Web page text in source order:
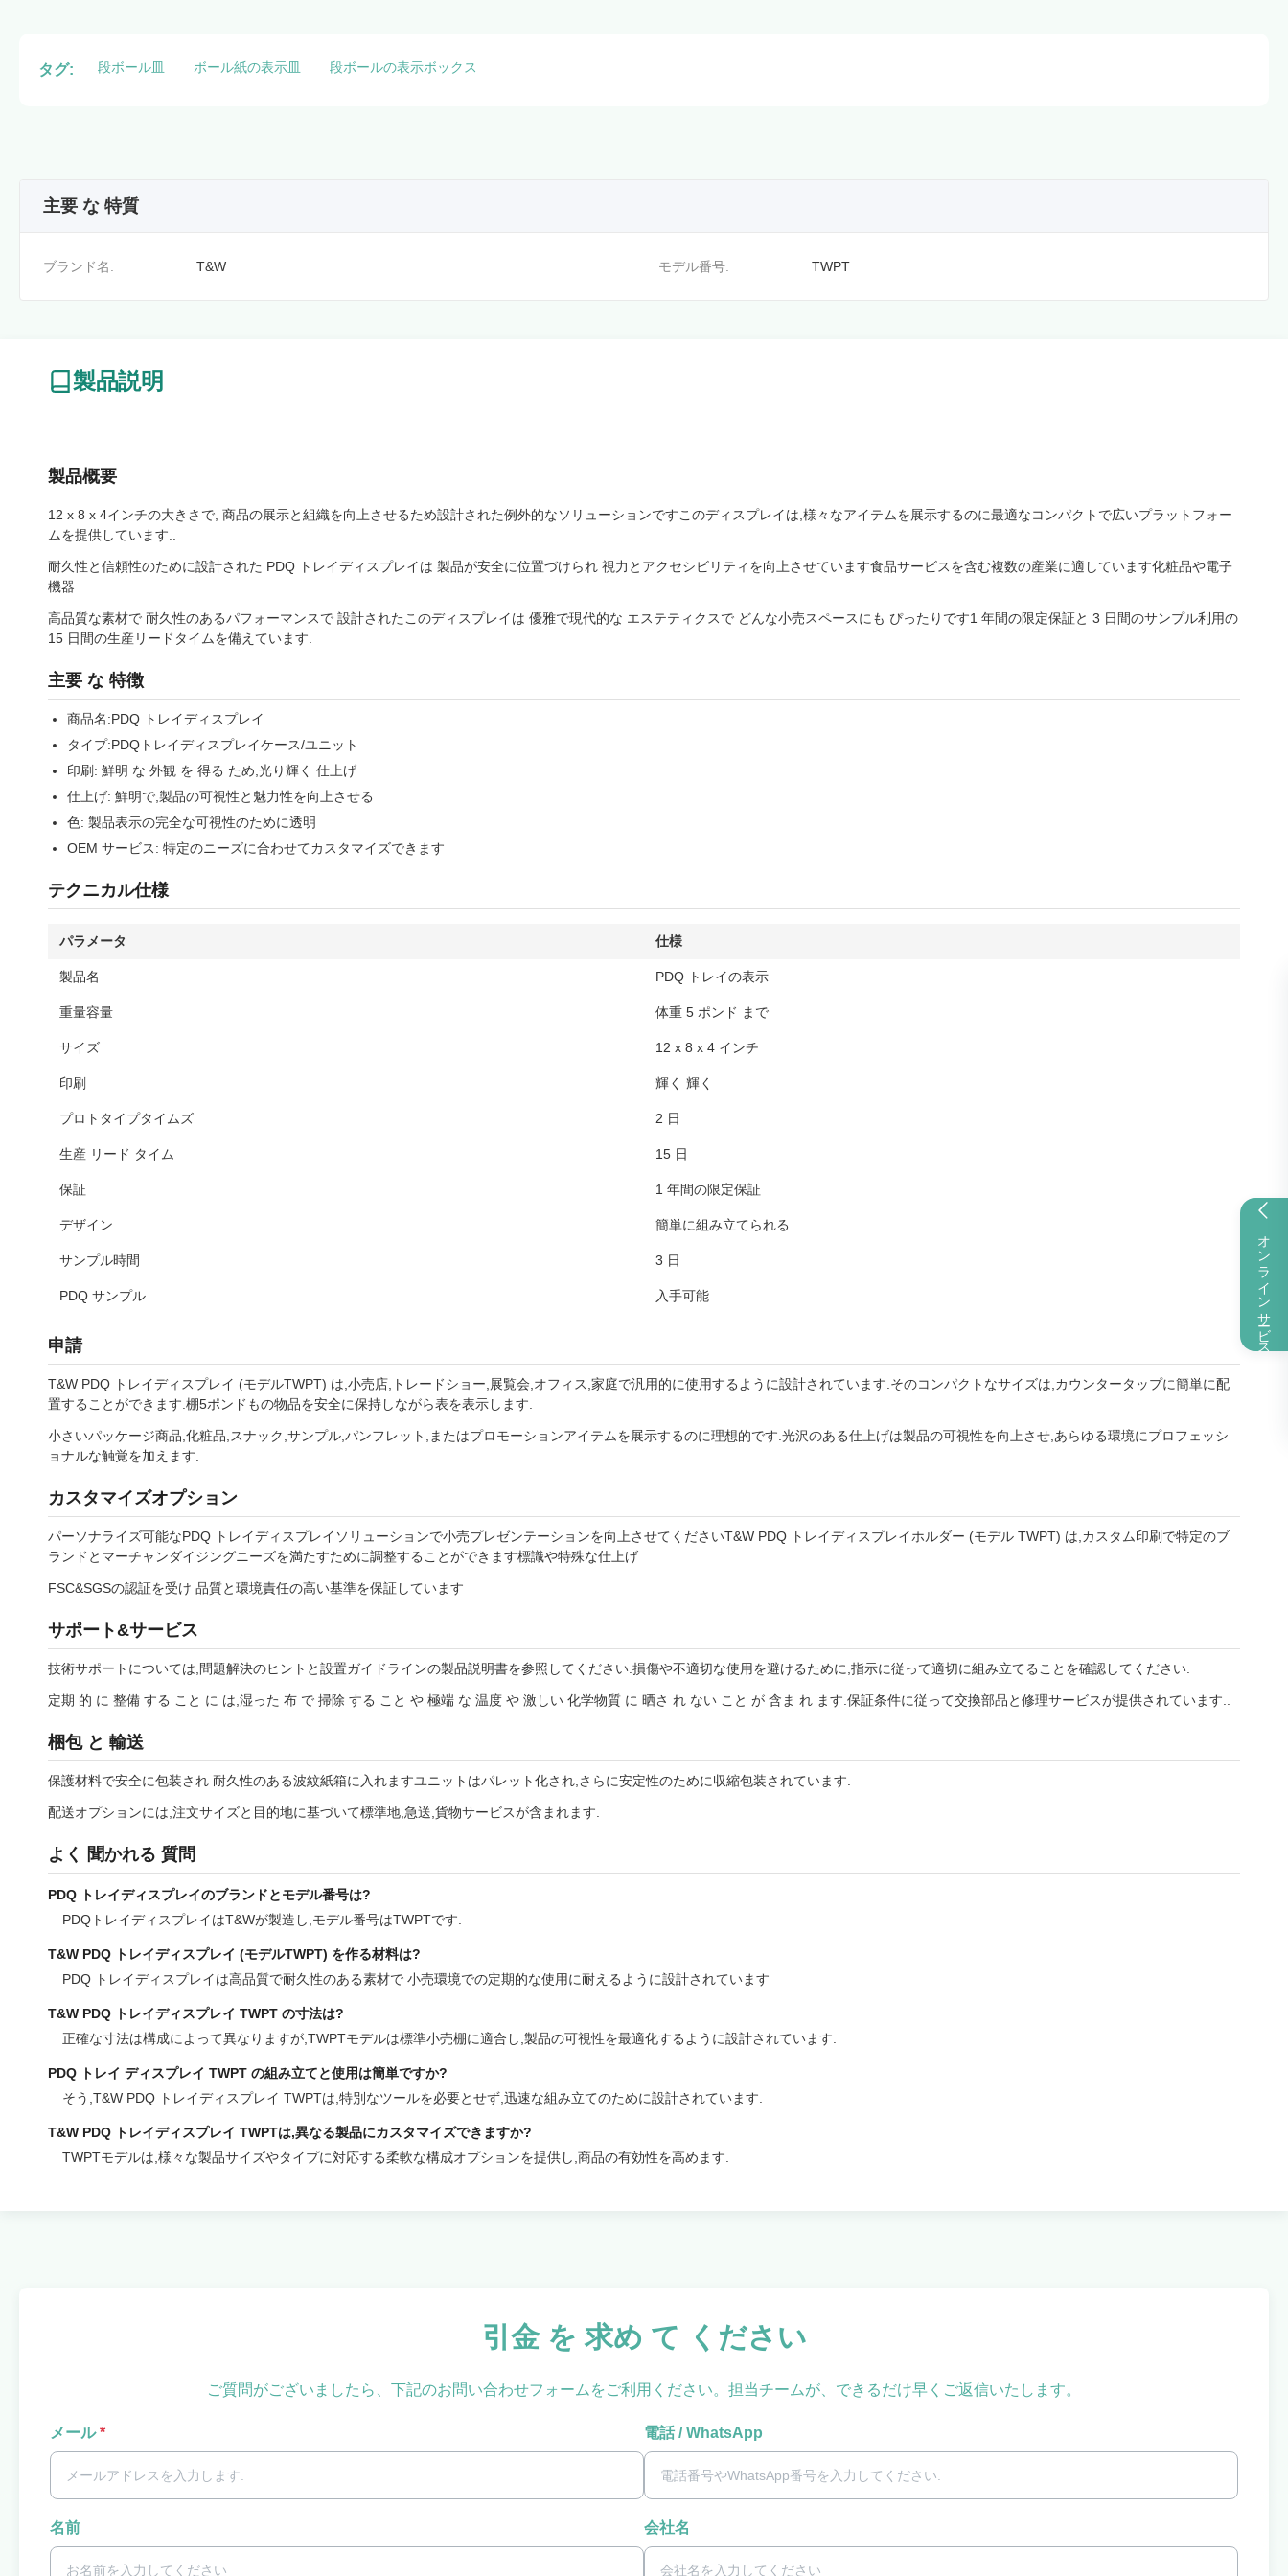
オンラインサービス
タグ: 段ボール皿 ボール紙の表示皿 段ボールの表示ボックス
主要 な 特質
ブランド名: T&W モデル番号: TWPT
製品説明
製品概要
12 x 8 x 4インチの大きさで, 商品の展示と組織を向上させるため設計された例外的なソリューションですこのディスプレイは,様々なアイテムを展示するのに最適なコンパクトで広いプラットフォー
ムを提供しています..
耐久性と信頼性のために設計された PDQ トレイディスプレイは 製品が安全に位置づけられ 視力とアクセシビリティを向上させています食品サービスを含む複数の産業に適しています化粧品や電子
機器
高品質な素材で 耐久性のあるパフォーマンスで 設計されたこのディスプレイは 優雅で現代的な エステティクスで どんな小売スペースにも ぴったりです1 年間の限定保証と 3 日間のサンプル利用の
15 日間の生産リードタイムを備えています.
主要 な 特徴
商品名:PDQ トレイディスプレイ
タイプ:PDQトレイディスプレイケース/ユニット
印刷: 鮮明 な 外観 を 得る ため,光り輝く 仕上げ
仕上げ: 鮮明で,製品の可視性と魅力性を向上させる
色: 製品表示の完全な可視性のために透明
OEM サービス: 特定のニーズに合わせてカスタマイズできます
テクニカル仕様
パラメータ 仕様
製品名 PDQ トレイの表示
重量容量 体重 5 ポンド まで
サイズ 12 x 8 x 4 インチ
印刷 輝く 輝く
プロトタイプタイムズ 2 日
生産 リード タイム 15 日
保証 1 年間の限定保証
デザイン 簡単に組み立てられる
サンプル時間 3 日
PDQ サンプル 入手可能
申請
T&W PDQ トレイディスプレイ (モデルTWPT) は,小売店,トレードショー,展覧会,オフィス,家庭で汎用的に使用するように設計されています.そのコンパクトなサイズは,カウンタータップに簡単に配
置することができます.棚5ポンドもの物品を安全に保持しながら表を表示します.
小さいパッケージ商品,化粧品,スナック,サンプル,パンフレット,またはプロモーションアイテムを展示するのに理想的です.光沢のある仕上げは製品の可視性を向上させ,あらゆる環境にプロフェッシ
ョナルな触覚を加えます.
カスタマイズオプション
パーソナライズ可能なPDQ トレイディスプレイソリューションで小売プレゼンテーションを向上させてくださいT&W PDQ トレイディスプレイホルダー (モデル TWPT) は,カスタム印刷で特定のブ
ランドとマーチャンダイジングニーズを満たすために調整することができます標識や特殊な仕上げ
FSC&SGSの認証を受け 品質と環境責任の高い基準を保証しています
サポート&サービス
技術サポートについては,問題解決のヒントと設置ガイドラインの製品説明書を参照してください.損傷や不適切な使用を避けるために,指示に従って適切に組み立てることを確認してください.
定期 的 に 整備 する こと に は,湿った 布 で 掃除 する こと や 極端 な 温度 や 激しい 化学物質 に 晒さ れ ない こと が 含ま れ ます.保証条件に従って交換部品と修理サービスが提供されています..
梱包 と 輸送
保護材料で安全に包装され 耐久性のある波紋紙箱に入れますユニットはパレット化され,さらに安定性のために収縮包装されています.
配送オプションには,注文サイズと目的地に基づいて標準地,急送,貨物サービスが含まれます.
よく 聞かれる 質問
PDQ トレイディスプレイのブランドとモデル番号は?
PDQトレイディスプレイはT&Wが製造し,モデル番号はTWPTです.
T&W PDQ トレイディスプレイ (モデルTWPT) を作る材料は?
PDQ トレイディスプレイは高品質で耐久性のある素材で 小売環境での定期的な使用に耐えるように設計されています
T&W PDQ トレイディスプレイ TWPT の寸法は?
正確な寸法は構成によって異なりますが,TWPTモデルは標準小売棚に適合し,製品の可視性を最適化するように設計されています.
PDQ トレイ ディスプレイ TWPT の組み立てと使用は簡単ですか?
そう,T&W PDQ トレイディスプレイ TWPTは,特別なツールを必要とせず,迅速な組み立てのために設計されています.
T&W PDQ トレイディスプレイ TWPTは,異なる製品にカスタマイズできますか?
TWPTモデルは,様々な製品サイズやタイプに対応する柔軟な構成オプションを提供し,商品の有効性を高めます.
引金 を 求め て ください
ご質問がございましたら、下記のお問い合わせフォームをご利用ください。担当チームが、できるだけ早くご返信いたします。
メール * 電話 / WhatsApp
名前 会社名